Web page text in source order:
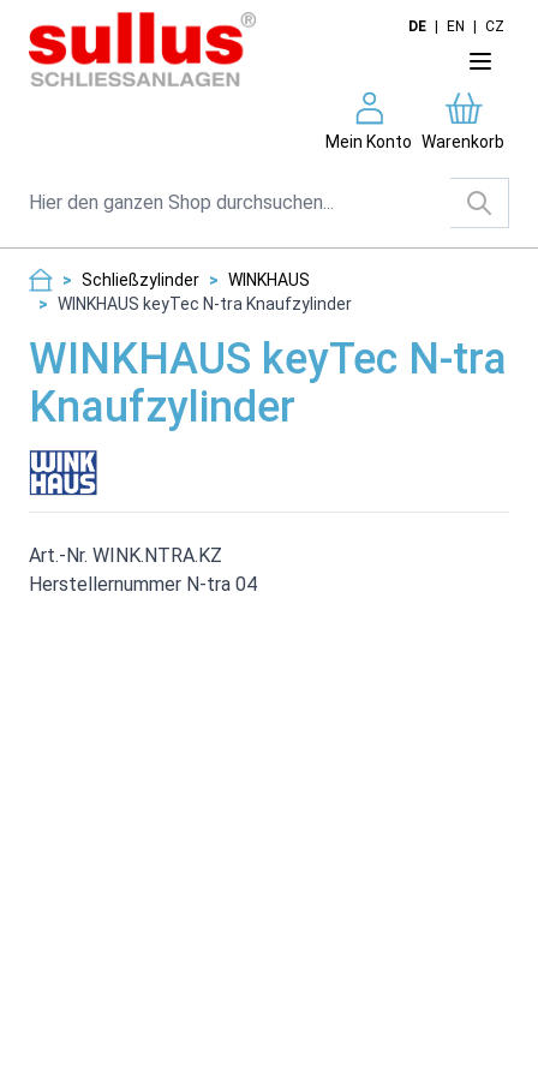
Direkt zum Inhalt
DE EN CZ
Mein Konto Warenkorb
Suche
> Schließzylinder > WINKHAUS
> WINKHAUS keyTec N-tra Knaufzylinder
WINKHAUS keyTec N-tra
Knaufzylinder
Art.-Nr. WINK.NTRA.KZ
Herstellernummer N-tra 04